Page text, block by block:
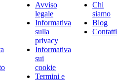
Avviso
legale
Informativa
sulla
privacy
Informativa
sui
cookie
Termini e
Chi
siamo
Blog
Contatti